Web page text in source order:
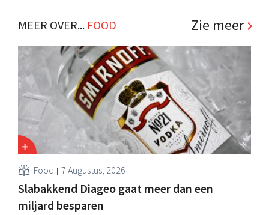
klanten. .
MEER OVER... FOOD Zie meer
Food 7 Augustus, 2026
Slabakkend Diageo gaat meer dan een
miljard besparen